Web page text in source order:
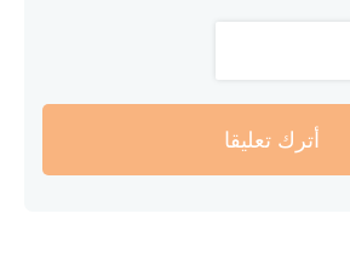
أترك تعليقا